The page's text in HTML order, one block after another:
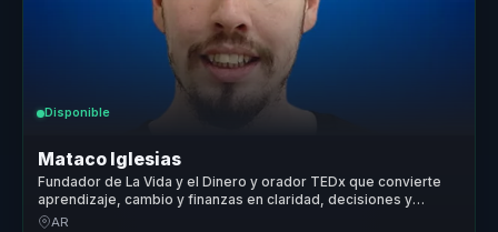
Disponible
Mataco Iglesias
Fundador de La Vida y el Dinero y orador TEDx que convierte
aprendizaje, cambio y finanzas en claridad, decisiones y
evolución para equipos.
AR